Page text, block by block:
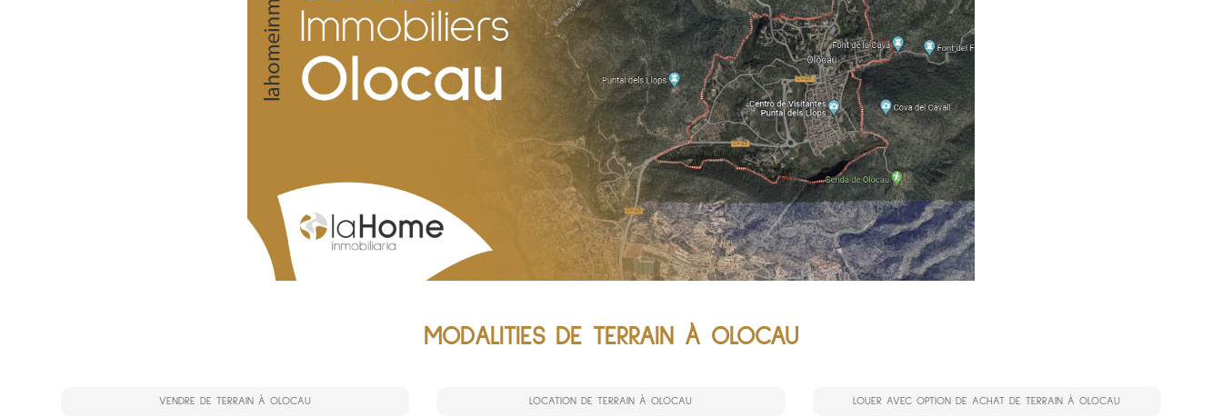
MODALITIES DE TERRAIN À OLOCAU
VENDRE DE TERRAIN À OLOCAU LOCATION DE TERRAIN À OLOCAU LOUER AVEC OPTION DE ACHAT DE TERRAIN À OLOCAU